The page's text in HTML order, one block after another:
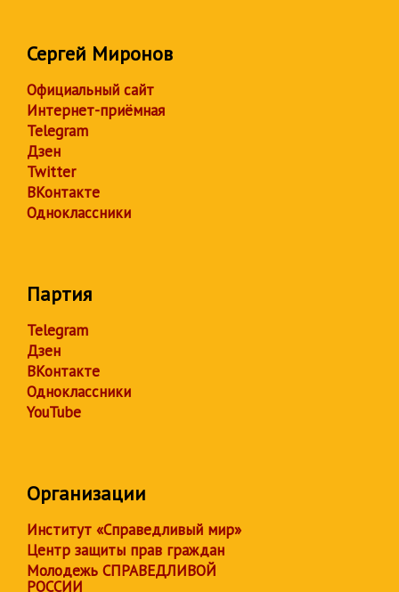
Сергей Миронов
Официальный сайт
Интернет-приёмная
Telegram
Дзен
Twitter
ВКонтакте
Одноклассники
Партия
Telegram
Дзен
ВКонтакте
Одноклассники
YouTube
Организации
Институт «Справедливый мир»
Центр защиты прав граждан
Молодежь СПРАВЕДЛИВОЙ
РОССИИ